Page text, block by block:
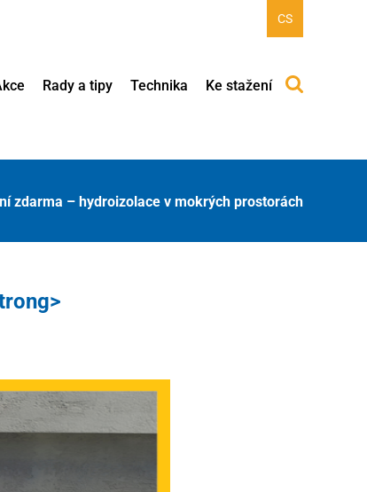
CS
Rady a tipy Technika Ke stažení
zdarma – hydroizolace v mokrých prostorách